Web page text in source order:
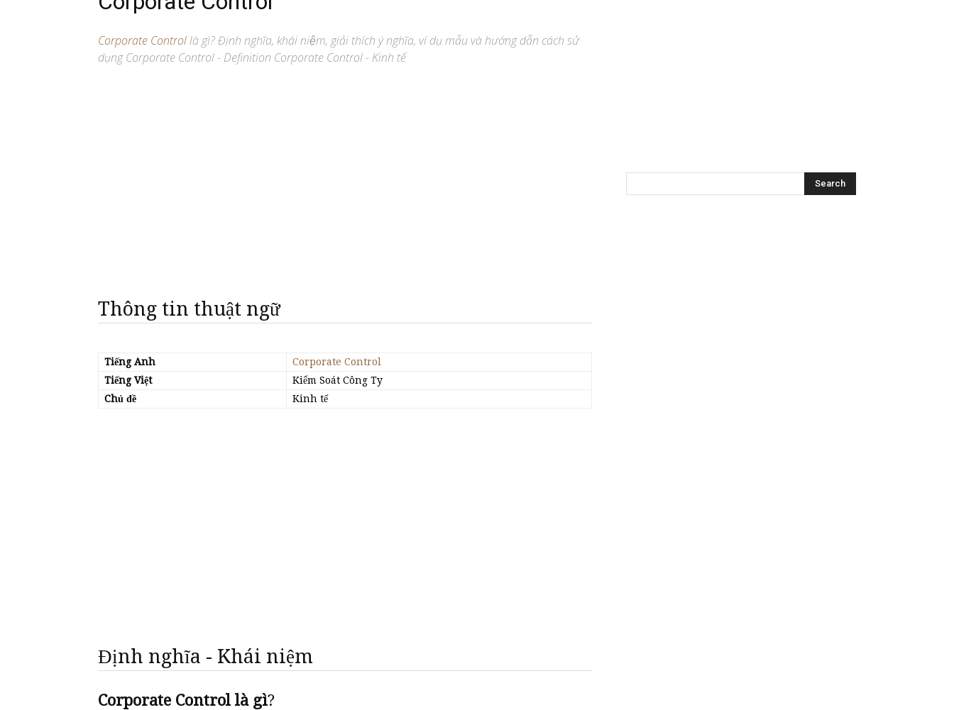
Corporate Controllà gì? Định nghĩa, khái niệm, giải thích ý nghĩa, ví dụ mẫu và hướng dẫn cách sử
dụng Corporate Control - Definition Corporate Control - Kinh tế
Thông tin thuật ngữ
Tiếng Anh
Corporate Control
Tiếng Việt
Kiểm Soát Công Ty
Chủ đề
Kinh tế
Định nghĩa - Khái niệm
Corporate Control là gì?